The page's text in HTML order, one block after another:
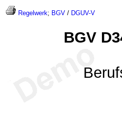
Regelwerk; BGV / DGUV-V
BGV